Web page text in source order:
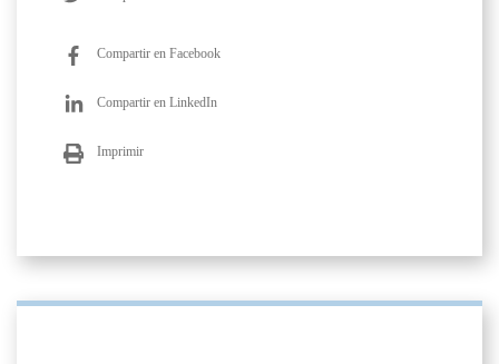
Compartir en Facebook
Compartir en LinkedIn
Imprimir